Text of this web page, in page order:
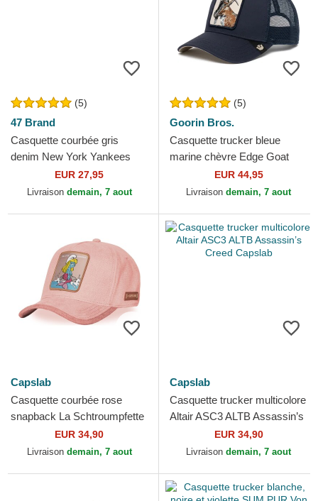
(5)
47 Brand
Casquette courbée gris
denim New York Yankees
MLB Clean Up 47 Brand
EUR 27,95
Livraison demain, 7 aout
(5)
Goorin Bros.
Casquette trucker bleue
marine chèvre Edge Goat
The Farm Goorin Bros.
EUR 44,95
Livraison demain, 7 aout
Capslab
Casquette courbée rose
snapback La Schtroumpfette
SMU SUR3B Les
Schtroumpfs Capslab
EUR 34,90
Livraison demain, 7 aout
Capslab
Casquette trucker multicolore
Altair ASC3 ALTB Assassin’s
Creed CapslabEUR 34,90
Livraison demain, 7 aout